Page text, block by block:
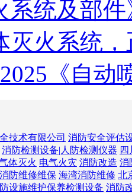
系统及部件
火系统，
《自动
技术有限公司 消防安全评估
消防检测设备|人防检测仪器
体灭火 电气火灾 消防改造 消
防维修维保 海湾消防维修 北
设施维护保养检测设备 消防